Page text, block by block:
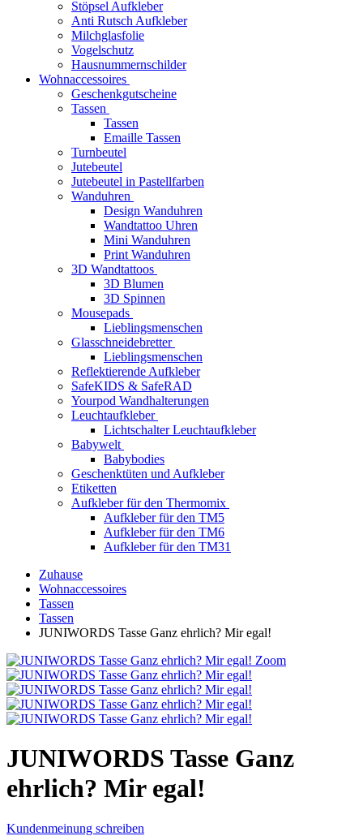
Stöpsel Aufkleber
Anti Rutsch Aufkleber
Milchglasfolie
Vogelschutz
Hausnummernschilder
Wohnaccessoires
Geschenkgutscheine
Tassen
Tassen
Emaille Tassen
Turnbeutel
Jutebeutel
Jutebeutel in Pastellfarben
Wanduhren
Design Wanduhren
Wandtattoo Uhren
Mini Wanduhren
Print Wanduhren
3D Wandtattoos
3D Blumen
3D Spinnen
Mousepads
Lieblingsmenschen
Glasschneidebretter
Lieblingsmenschen
Reflektierende Aufkleber
SafeKIDS & SafeRAD
Yourpod Wandhalterungen
Leuchtaufkleber
Lichtschalter Leuchtaufkleber
Babywelt
Babybodies
Geschenktüten und Aufkleber
Etiketten
Aufkleber für den Thermomix
Aufkleber für den TM5
Aufkleber für den TM6
Aufkleber für den TM31
Zuhause
Wohnaccessoires
Tassen
Tassen
JUNIWORDS Tasse Ganz ehrlich? Mir egal!
Zoom
JUNIWORDS Tasse Ganz
ehrlich? Mir egal!
Kundenmeinung schreiben